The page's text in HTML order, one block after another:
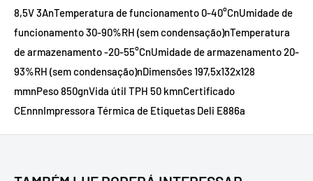
8,5V 3AnTemperatura de funcionamento 0-40°CnUmidade de
funcionamento 30-90%RH (sem condensação)nTemperatura
de armazenamento -20-55°CnUmidade de armazenamento 20-
93%RH (sem condensação)nDimensões 197,5x132x128
mmnPeso 850gnVida útil TPH 50 kmnCertificado
CEnnnImpressora Térmica de Etiquetas Deli E886a